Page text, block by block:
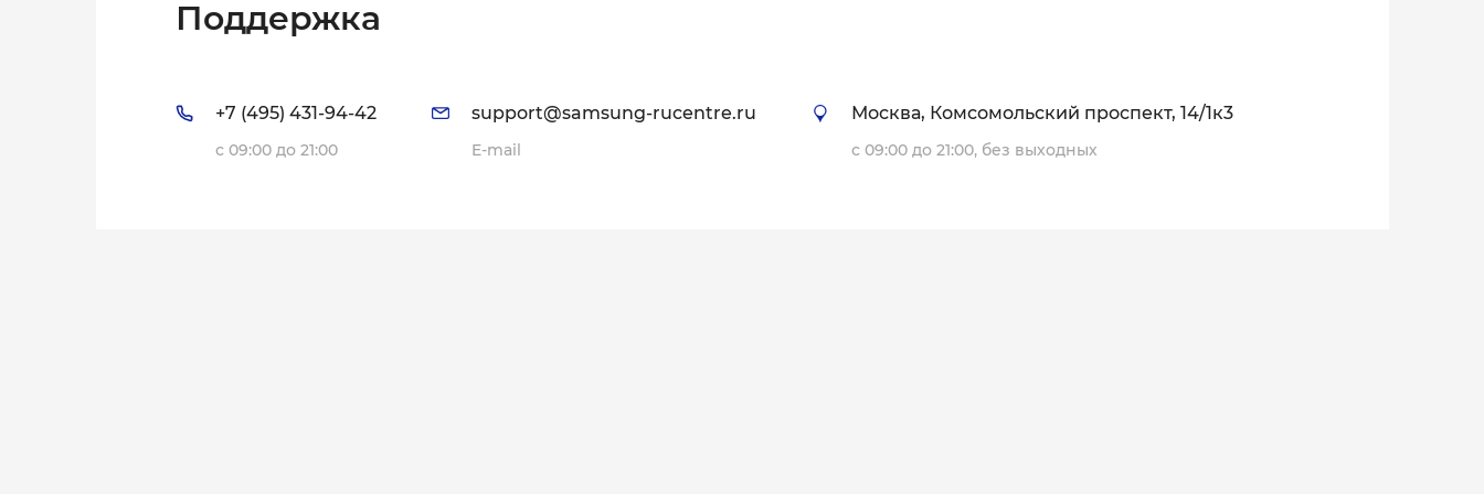
Поддержка
+7 (495) 431-94-42
с 09:00 до 21:00
support@samsung-rucentre.ru
E-mail
Москва, Комсомольский проспект, 14/1к3
с 09:00 до 21:00, без выходных